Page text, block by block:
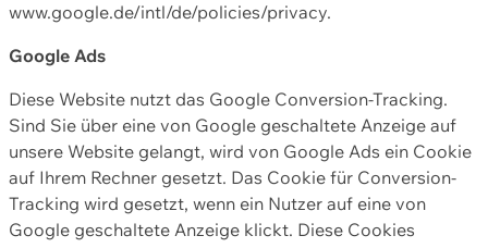
www.google.de/intl/de/policies/privacy.
Google Ads
Diese Website nutzt das Google Conversion-Tracking.
Sind Sie über eine von Google geschaltete Anzeige auf
unsere Website gelangt, wird von Google Ads ein Cookie
auf Ihrem Rechner gesetzt. Das Cookie für Conversion-
Tracking wird gesetzt, wenn ein Nutzer auf eine von
Google geschaltete Anzeige klickt. Diese Cookies